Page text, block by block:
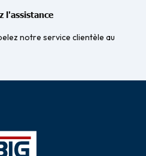
l'assistance
notre service clientèle au